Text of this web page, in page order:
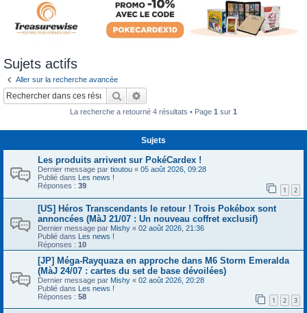
Sujets actifs
Aller sur la recherche avancée
Rechercher
La recherche a retourné 4 résultats • Page 1 sur 1
Sujets
Les produits arrivent sur PokéCardex !
Dernier message par tioutou « 05 août 2026, 09:28
Publié dans Les news !
Réponses : 39 1 2
[US] Héros Transcendants le retour ! Trois Pokébox sont
annoncées (MàJ 21/07 : Un nouveau coffret exclusif)
Dernier message par Mishy « 02 août 2026, 21:36
Publié dans Les news !
Réponses : 10
[JP] Méga-Rayquaza en approche dans M6 Storm Emeralda
(MàJ 24/07 : cartes du set de base dévoilées)
Dernier message par Mishy « 02 août 2026, 20:28
Publié dans Les news !
Réponses : 58 1 2 3